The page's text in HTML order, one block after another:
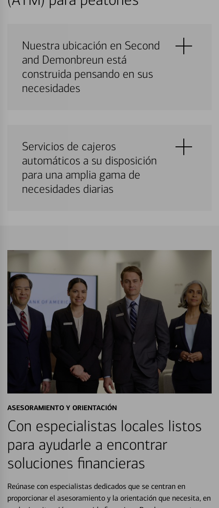
Nuestra ubicación en Second
and Demonbreun está
construida pensando en sus
necesidades
Servicios de cajeros
automáticos a su disposición
para una amplia gama de
necesidades diarias
ASESORAMIENTO Y ORIENTACIÓN
Con especialistas locales listos
para ayudarle a encontrar
soluciones financieras
Reúnase con especialistas dedicados que se centran en
proporcionar el asesoramiento y la orientación que necesita, en